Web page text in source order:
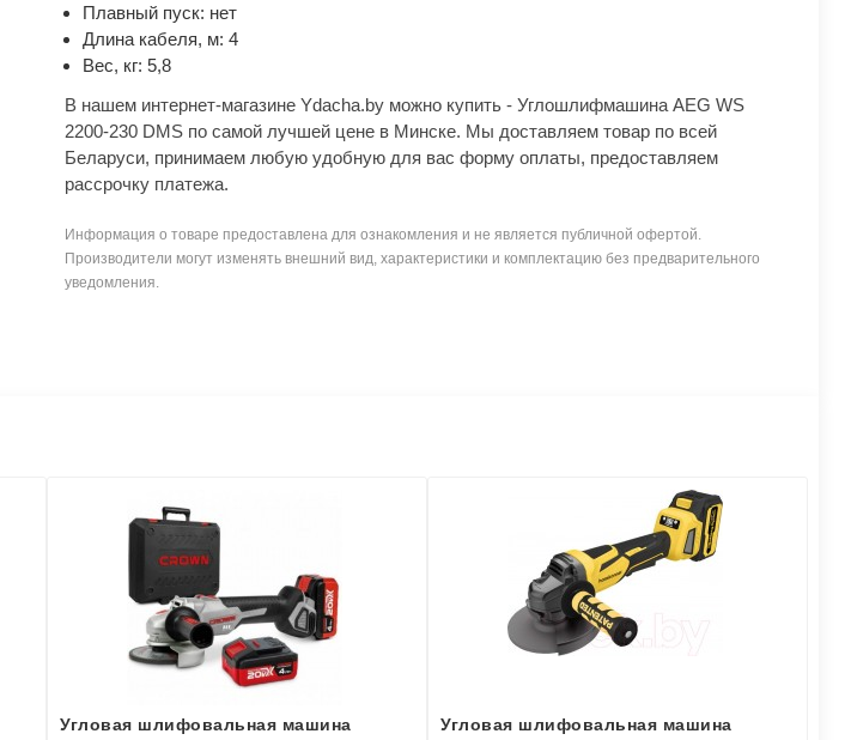
Плавный пуск: нет
Длина кабеля, м: 4
Вес, кг: 5,8
В нашем интернет-магазине Ydacha.by можно купить - Углошлифмашина AEG WS
2200-230 DMS по самой лучшей цене в Минске. Мы доставляем товар по всей
Беларуси, принимаем любую удобную для вас форму оплаты, предоставляем
рассрочку платежа.
Информация о товаре предоставлена для ознакомления и не является публичной офертой.
Производители могут изменять внешний вид, характеристики и комплектацию без предварительного
уведомления.
Угловая шлифовальная машина
Угловая шлифовальная машина